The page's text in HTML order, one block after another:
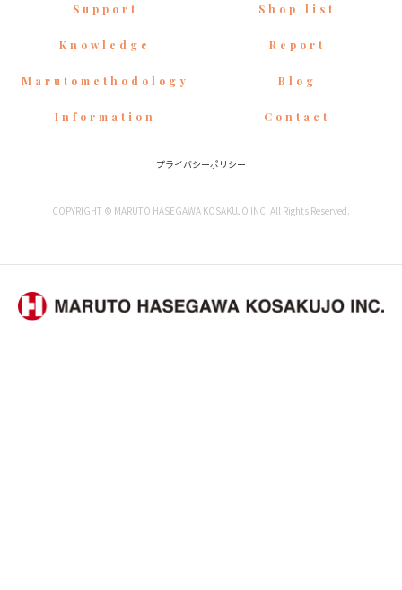
Support Shop list
Knowledge Report
Marutomethodology Blog
Information Contact
プライバシーポリシー
COPYRIGHT © MARUTO HASEGAWA KOSAKUJO INC. All Rights Reserved.